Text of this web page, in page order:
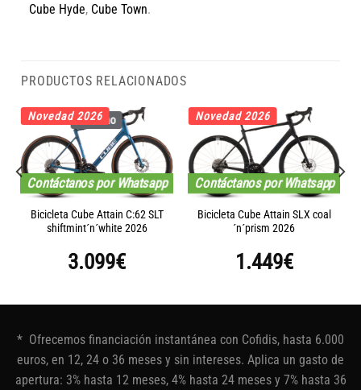
Cube Hyde, Cube Town.
PRODUCTOS RELACIONADOS
Carbono
Contáctanos por Whatsapp
Novedad 2026
Bicicleta Cube Attain C:62 SLT
shiftmint´n´white 2026
3.099€
Contáctanos por Whatsapp
Novedad 2026
Bicicleta Cube Attain SLX coal
´n´prism 2026
1.449€
* Ofrecemos financiación instantánea con Cofidis, hasta 6.000
euros, en 12, 24 o 36 meses y sin intereses. Aplica un gasto de
apertura: 3% hasta 12 meses, 4% hasta 24 meses y 7% hasta 36